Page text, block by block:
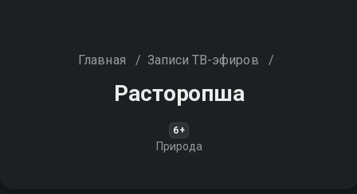
Главная / Записи ТВ-эфиров /
Расторопша
6+
Природа